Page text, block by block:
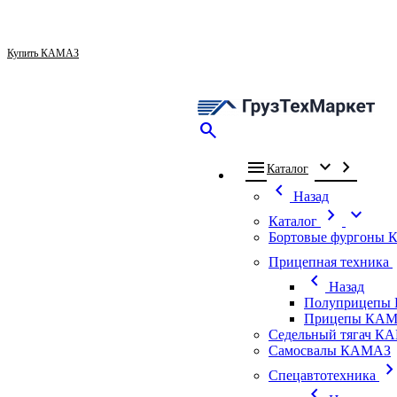
Купить КАМАЗ
search
menu Каталог expand_more chevron_right
chevron_left
Назад
Каталог
chevron_right expand_more
Бортовые
Прицепная техника
chevron_left
Назад
Прицепы
Седельный тягач
Самосвалы КАМАЗ
Спецавтотехника
chevron_right